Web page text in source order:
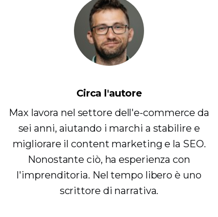
Circa l'autore
Max lavora nel settore dell'e-commerce da
sei anni, aiutando i marchi a stabilire e
migliorare il content marketing e la SEO.
Nonostante ciò, ha esperienza con
l'imprenditoria. Nel tempo libero è uno
scrittore di narrativa.